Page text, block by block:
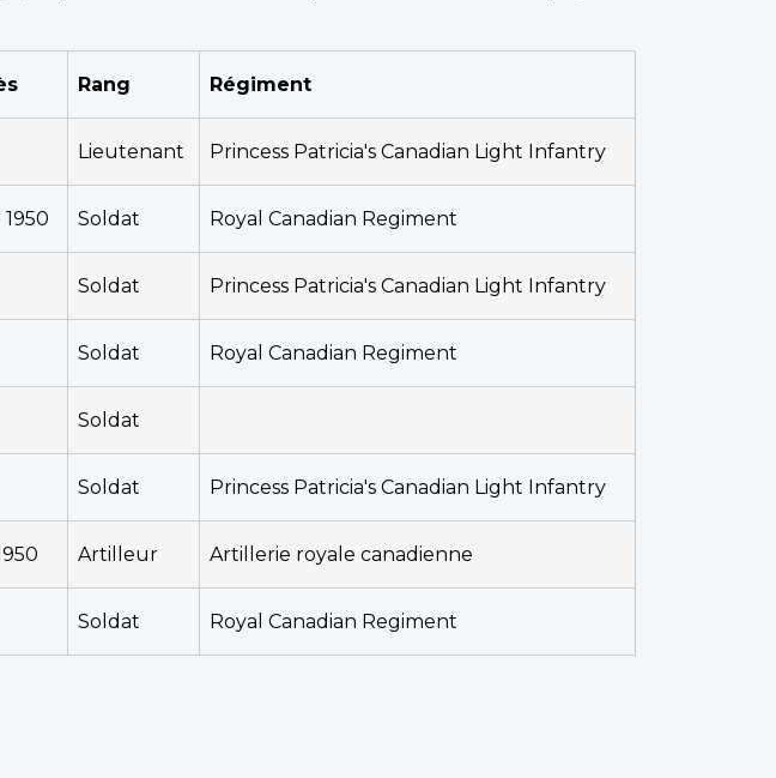
Rang Régiment
Lieutenant Princess Patricia's Canadian Light Infantry
Soldat Royal Canadian Regiment
Soldat Princess Patricia's Canadian Light Infantry
Soldat Royal Canadian Regiment
Soldat
Soldat Princess Patricia's Canadian Light Infantry
Artilleur Artillerie royale canadienne
Soldat Royal Canadian Regiment